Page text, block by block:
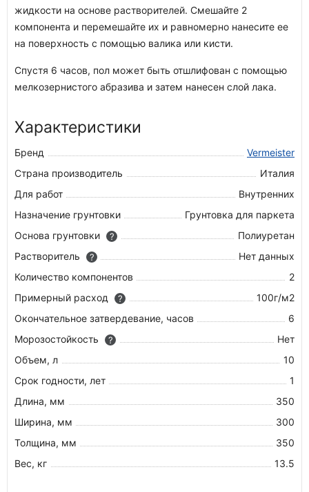
жидкости на основе растворителей. Смешайте 2
компонента и перемешайте их и равномерно нанесите ее
на поверхность с помощью валика или кисти.
Спустя 6 часов, пол может быть отшлифован с помощью
мелкозернистого абразива и затем нанесен слой лака.
Характеристики
Бренд
Vermeister
Страна производитель
Италия
Для работ
Внутренних
Назначение грунтовки
Грунтовка для паркета
Основа грунтовки
?
Полиуретан
Растворитель
?
Нет данных
Количество компонентов
2
Примерный расход
?
100г/м2
Окончательное затвердевание, часов
6
Морозостойкость
?
Нет
Объем, л
10
Срок годности, лет
1
Длина, мм
350
Ширина, мм
300
Толщина, мм
350
Вес, кг
13.5